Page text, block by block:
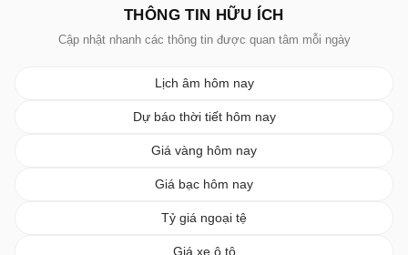
THÔNG TIN HỮU ÍCH
Cập nhật nhanh các thông tin được quan tâm mỗi ngày
Lịch âm hôm nay
Dự báo thời tiết hôm nay
Giá vàng hôm nay
Giá bạc hôm nay
Tỷ giá ngoại tệ
Giá xe ô tô